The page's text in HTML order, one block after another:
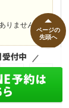
りません。
2 3
ページの
先頭へ